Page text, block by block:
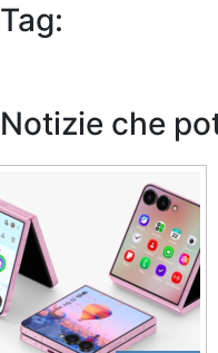
Tag:
Notizie che